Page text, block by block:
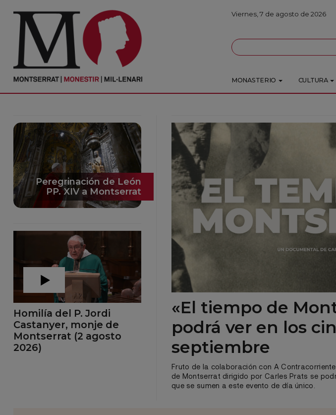
PORTADA
Monasterio
Actualidad
Fundación
Visítanos
Ofrendas
Viernes, 7 de agosto de 2026
MONASTERIO CULTURA
«El tiempo de
podrá ver en los
septiembre
Fruto de la colaboración con A
de Montserrat dirigido por Carles Prats se
que se sumen a este evento de día único.
Peregrinación de León
PP. XIV a Montserrat
Homilía del P. Jordi
Castanyer, monje de
Montserrat (2 agosto
2026)